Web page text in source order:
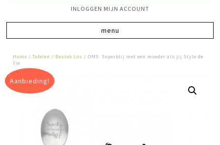
INLOGGEN MIJN ACCOUNT
Home /Tafelen / Bestek Los / OMS: Superblij met een moeder als jij Style de
Vie
Aanbieding!